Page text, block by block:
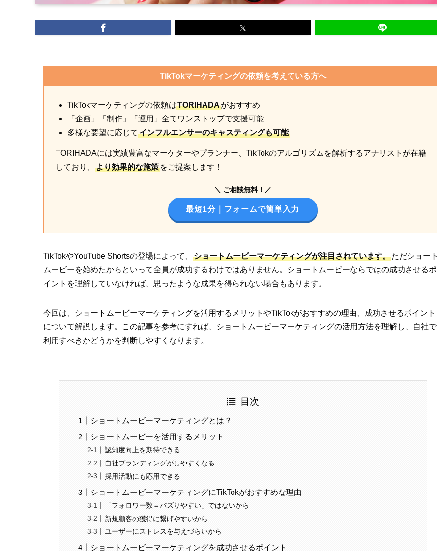
TikTokマーケティングの依頼を考えている方へ
TikTokマーケティングの依頼はTORIHADAがおすすめ
「企画」「制作」「運用」全てワンストップで支援可能
多様な要望に応じて インフルエンサーのキャスティングも可能
TORIHADAには実績豊富なマーケターやプランナー、TikTokのアルゴリズムを解析するアナリストが在籍
しており、
より効果的な施策 をご提案します！
＼ ご相談無料！／
最短1分｜ フォームで簡単入力
TikTokやYouTube Shortsの登場によって、 ショートムービーマーケティングが注目されています。ただショート
ムービーを始めたからといって全員が成功するわけではありません。ショートムービーならではの成功させるポ
イントを理解していなければ、思ったような成果を得られない場合もあります。
今回は、ショートムービーマーケティングを活用するメリットやTikTokがおすすめの理由、成功させるポイント
について解説します。この記事を参考にすれば、ショートムービーマーケティングの活用方法を理解し、自社で
利用すべきかどうかを判断しやすくなります。
目次
ショートムービーマーケティングとは？
ショートムービーを活用するメリット
認知度向上を期待できる
自社ブランディングがしやすくなる
採用活動にも応用できる
ショートムービーマーケティングにTikTokがおすすめな理由
「フォロワー数＝バズりやすい」ではないから
新規顧客の獲得に繋げやすいから
ユーザーにストレスを与えづらいから
ショートムービーマーケティングを成功させるポイント